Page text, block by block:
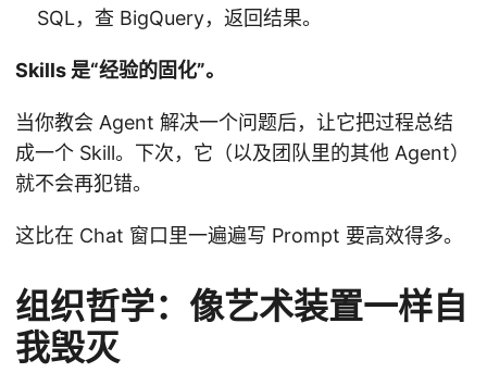
SQL，查 BigQuery，返回结果。
Skills 是“经验的固化”。
当你教会 Agent 解决一个问题后，让它把过程总结
成一个 Skill。下次，它（以及团队里的其他 Agent）
就不会再犯错。
这比在 Chat 窗口里一遍遍写 Prompt 要高效得多。
组织哲学：像艺术装置一样自
我毁灭